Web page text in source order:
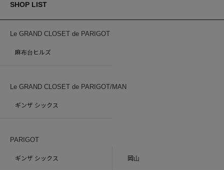
SHOP LIST
Le GRAND CLOSET de PARIGOT
麻布台ヒルズ
Le GRAND CLOSET de PARIGOT/MAN
ギンザ シックス
PARIGOT
ギンザ シックス 岡山